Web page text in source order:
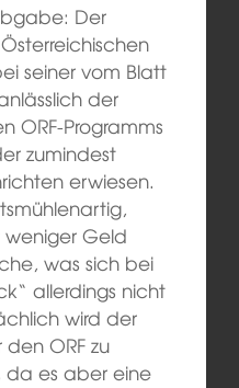
Der
seiner vom Blatt
der
ORF-Programms
zumindest
erwiesen.
weniger Geld
was sich bei
allerdings nicht
wird der
ORF zu
da es aber eine